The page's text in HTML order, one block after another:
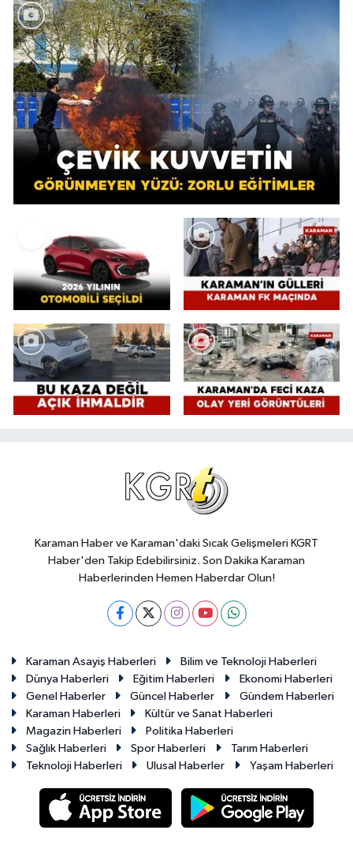
Karaman Haber ve Karaman'daki Sıcak Gelişmeleri KGRT
Haber'den Takip Edebilirsiniz. Son Dakika Karaman
Haberlerinden Hemen Haberdar Olun!
Karaman Asayiş Haberleri
Bilim ve Teknoloji Haberleri
Dünya Haberleri
Eğitim Haberleri
Ekonomi Haberleri
Genel Haberler
Güncel Haberler
Gündem Haberleri
Karaman Haberleri
Kültür ve Sanat Haberleri
Magazin Haberleri
Politika Haberleri
Sağlık Haberleri
Spor Haberleri
Tarım Haberleri
Teknoloji Haberleri
Ulusal Haberler Yaşam Haberleri